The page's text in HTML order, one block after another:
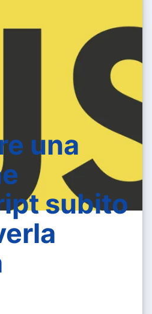
una
subito